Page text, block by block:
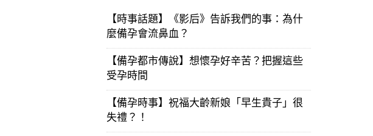
【時事話題】《影后》告訴我們的事：為什
麼備孕會流鼻血？
【備孕都市傳說】想懷孕好辛苦？把握這些
受孕時間
【備孕時事】祝福大齡新娘「早生貴子」很
失禮？！